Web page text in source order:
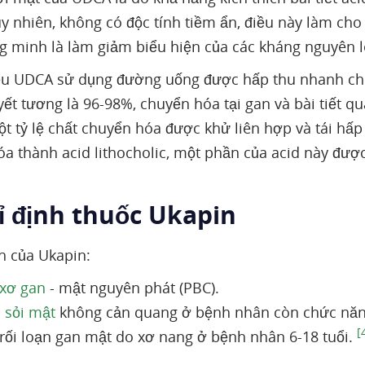
nhiên, không có độc tính tiềm ẩn, điều này làm
minh là làm giảm biểu hiện của các kháng
UDCA sử dụng đường uống được hấp thu nhanh
tương là 96-98%, chuyển hóa tại gan và bài tiết
tỷ lệ chất chuyển hóa được khử liên hợp và tái
thành acid lithocholic, một phần của acid này
định thuốc Ukapin
của Ukapin:
xơ gan - mật nguyên phát (PBC).
sỏi mật không cản quang ở bệnh nhân còn chức
loạn gan mật do xơ nang ở bệnh nhân 6-18 tuổi.